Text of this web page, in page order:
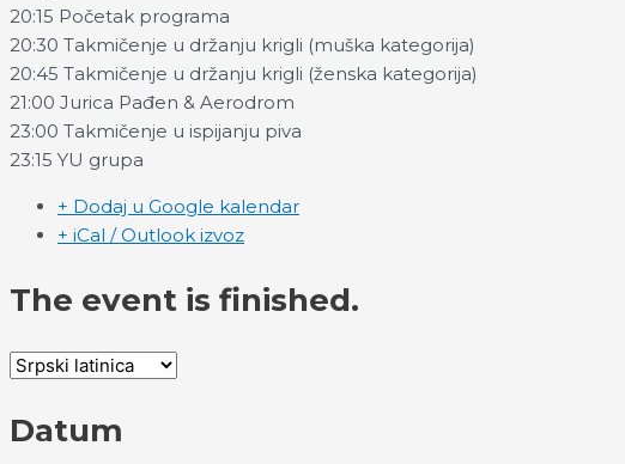
20:15 Početak programa
20:30 Takmičenje u držanju krigli (muška kategorija)
20:45 Takmičenje u držanju krigli (ženska kategorija)
21:00 Jurica Pađen & Aerodrom
23:00 Takmičenje u ispijanju piva
23:15 YU grupa
+ Dodaj u Google kalendar
+ iCal / Outlook izvoz
The event is finished.
Datum